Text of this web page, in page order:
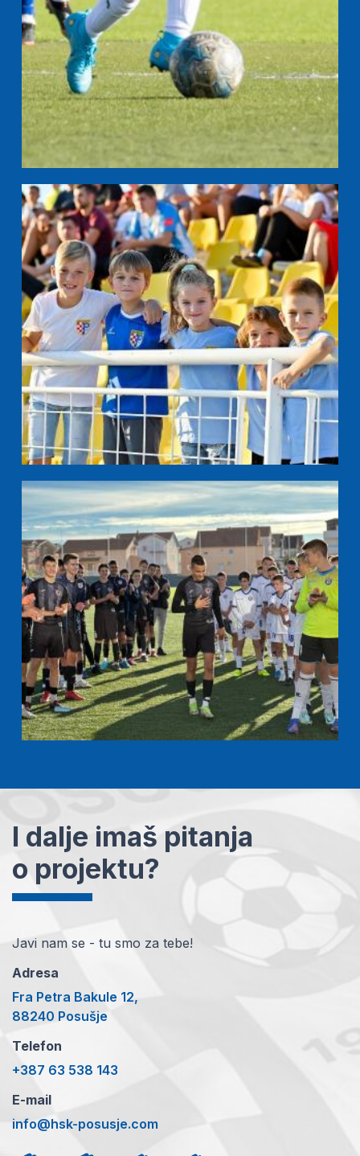
I dalje imaš pitanja
o projektu?
Javi nam se - tu smo za tebe!
Adresa
Fra Petra Bakule 12,
88240 Posušje
Telefon
+387 63 538 143
E-mail
info@hsk-posusje.com